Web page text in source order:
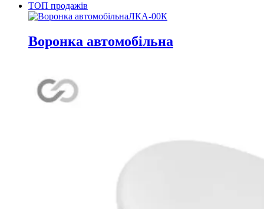
ТОП продажів
ЛКА-00К
Воронка автомобільна